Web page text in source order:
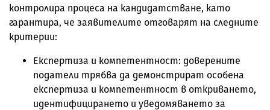
контролира процеса на кандидатстване, като
гарантира, че заявителите отговарят на следните
критерии:
Експертиза и компетентност: доверените
податели трябва да демонстрират особена
експертиза и компетентност в откриването,
идентифицирането и уведомяването за